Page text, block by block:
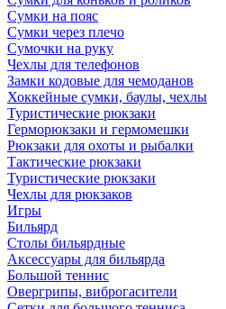
Сумки на пояс
Сумки через плечо
Сумочки на руку
Чехлы для телефонов
Замки кодовые для чемоданов
Хоккейные сумки, баулы, чехлы
Туристические рюкзаки
Герморюкзаки и гермомешки
Рюкзаки для охоты и рыбалки
Тактические рюкзаки
Туристические рюкзаки
Чехлы для рюкзаков
Игры
Бильярд
Столы бильярдные
Аксессуары для бильярда
Большой теннис
Овергрипы, виброгасители